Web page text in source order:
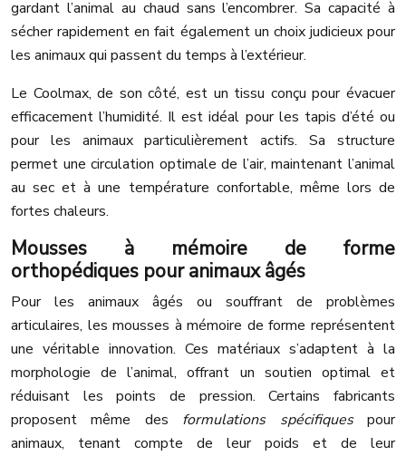
gardant l’animal au chaud sans l’encombrer. Sa capacité à
sécher rapidement en fait également un choix judicieux pour
les animaux qui passent du temps à l’extérieur.
Le Coolmax, de son côté, est un tissu conçu pour évacuer
efficacement l’humidité. Il est idéal pour les tapis d’été ou
pour les animaux particulièrement actifs. Sa structure
permet une circulation optimale de l’air, maintenant l’animal
au sec et à une température confortable, même lors de
fortes chaleurs.
Mousses à mémoire de forme
orthopédiques pour animaux âgés
Pour les animaux âgés ou souffrant de problèmes
articulaires, les mousses à mémoire de forme représentent
une véritable innovation. Ces matériaux s’adaptent à la
morphologie de l’animal, offrant un soutien optimal et
réduisant les points de pression. Certains fabricants
proposent même des formulations spécifiquespour
animaux, tenant compte de leur poids et de leur